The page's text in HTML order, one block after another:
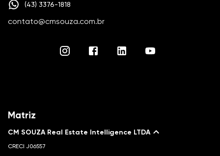
(43) 3376-1818
contato@cmsouza.com.br
Matriz
CM SOUZA Real Estate Intelligence LTDA
CRECI J06557